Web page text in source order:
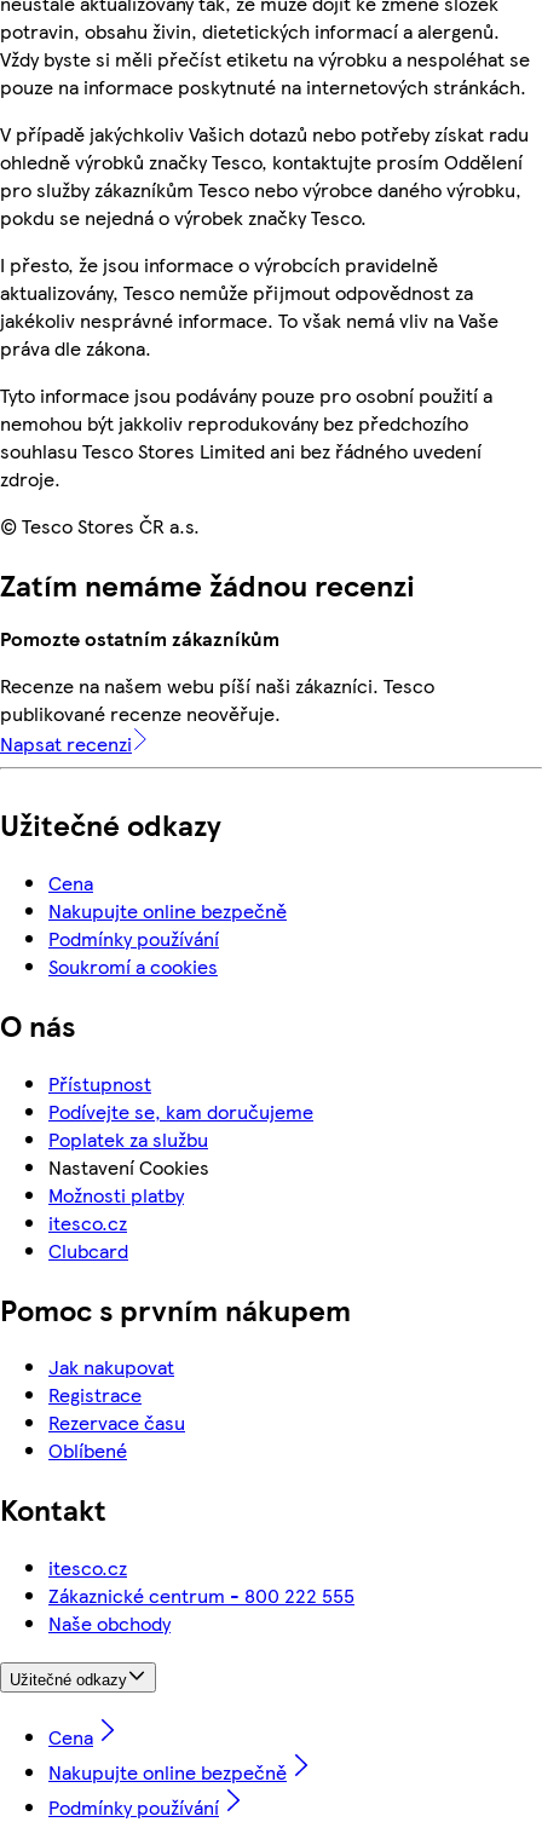
potravin, obsahu živin, dietetických informací a alergenů.
Vždy byste si měli přečíst etiketu na výrobku a nespoléhat se
pouze na informace poskytnuté na internetových stránkách.
V případě jakýchkoliv Vašich dotazů nebo potřeby získat radu
ohledně výrobků značky Tesco, kontaktujte prosím Oddělení
pro služby zákazníkům Tesco nebo výrobce daného výrobku,
pokdu se nejedná o výrobek značky Tesco.
I přesto, že jsou informace o výrobcích pravidelně
aktualizovány, Tesco nemůže přijmout odpovědnost za
jakékoliv nesprávné informace. To však nemá vliv na Vaše
práva dle zákona.
Tyto informace jsou podávány pouze pro osobní použití a
nemohou být jakkoliv reprodukovány bez předchozího
souhlasu Tesco Stores Limited ani bez řádného uvedení
zdroje.
© Tesco Stores ČR a.s.
Zatím nemáme žádnou recenzi
Pomozte ostatním zákazníkům
Recenze na našem webu píší naši zákazníci. Tesco
publikované recenze neověřuje.
Napsat recenzi
Užitečné odkazy
Cena
Nakupujte online bezpečně
Podmínky používání
Soukromí a cookies
O nás
Přístupnost
Podívejte se, kam doručujeme
Poplatek za službu
Nastavení Cookies
Možnosti platby
itesco.cz
Clubcard
Pomoc s prvním nákupem
Jak nakupovat
Registrace
Rezervace času
Oblíbené
Kontakt
itesco.cz
Zákaznické centrum - 800 222 555
Naše obchody
Užitečné odkazy
Cena
Nakupujte online bezpečně
Podmínky používání